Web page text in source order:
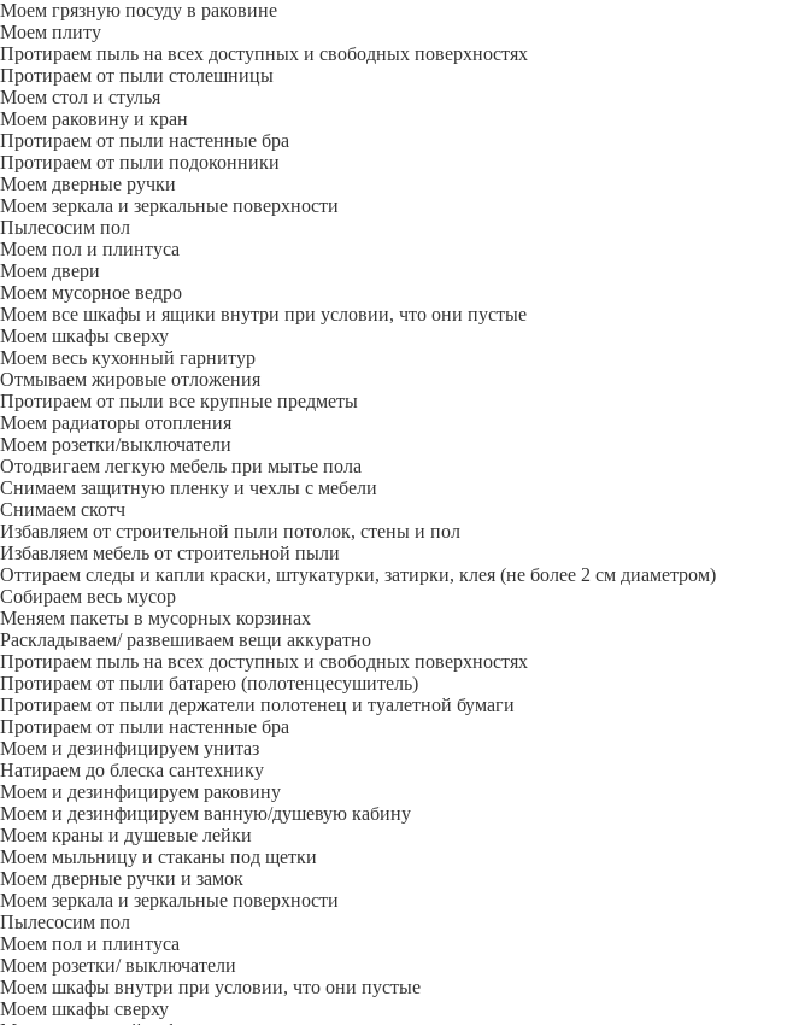
Моем грязную посуду в раковине
Моем плиту
Протираем пыль на всех доступных и свободных поверхностях
Протираем от пыли столешницы
Моем стол и стулья
Моем раковину и кран
Протираем от пыли настенные бра
Протираем от пыли подоконники
Моем дверные ручки
Моем зеркала и зеркальные поверхности
Пылесосим пол
Моем пол и плинтуса
Моем двери
Моем мусорное ведро
Моем все шкафы и ящики внутри при условии, что они пустые
Моем шкафы сверху
Моем весь кухонный гарнитур
Отмываем жировые отложения
Протираем от пыли все крупные предметы
Моем радиаторы отопления
Моем розетки/выключатели
Отодвигаем легкую мебель при мытье пола
Снимаем защитную пленку и чехлы с мебели
Снимаем скотч
Избавляем от строительной пыли потолок, стены и пол
Избавляем мебель от строительной пыли
Оттираем следы и капли краски, штукатурки, затирки, клея (не более 2 см диаметром)
Собираем весь мусор
Меняем пакеты в мусорных корзинах
Раскладываем/ развешиваем вещи аккуратно
Протираем пыль на всех доступных и свободных поверхностях
Протираем от пыли батарею (полотенцесушитель)
Протираем от пыли держатели полотенец и туалетной бумаги
Протираем от пыли настенные бра
Моем и дезинфицируем унитаз
Натираем до блеска сантехнику
Моем и дезинфицируем раковину
Моем и дезинфицируем ванную/душевую кабину
Моем краны и душевые лейки
Моем мыльницу и стаканы под щетки
Моем дверные ручки и замок
Моем зеркала и зеркальные поверхности
Пылесосим пол
Моем пол и плинтуса
Моем розетки/ выключатели
Моем шкафы внутри при условии, что они пустые
Моем шкафы сверху